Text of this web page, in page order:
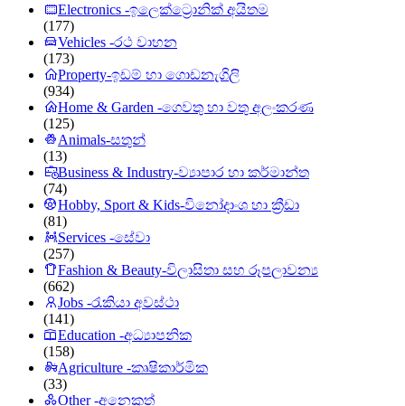
Electronics -ඉලෙක්ට්‍රොනික් අයිතම
(177)
Vehicles -රථ වාහන
(173)
Property-ඉඩම් හා ගොඩනැගිලි
(934)
Home & Garden -ගෙවතු හා වතු අලංකරණ
(125)
Animals-සතුන්
(13)
Business & Industry-ව්‍යාපාර හා කර්මාන්ත
(74)
Hobby, Sport & Kids-විනෝදාංශ හා ක්‍රීඩා
(81)
Services -සේවා
(257)
Fashion & Beauty-විලාසිතා සහ රූපලාවන්‍ය
(662)
Jobs -රැකියා අවස්ථා
(141)
Education -අධ්‍යාපනික
(158)
Agriculture -කෘෂිකාර්මික
(33)
Other -අනෙකුත්